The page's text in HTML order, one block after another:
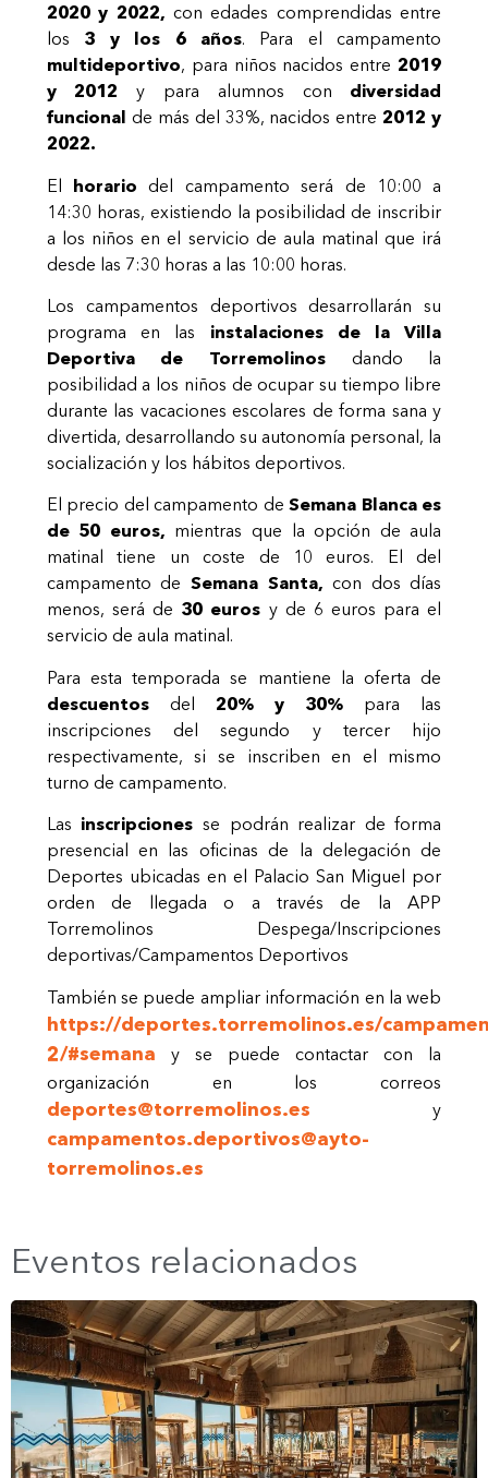
2020 y 2022, con edades comprendidas entre
los 3 y los 6 años. Para el campamento
multideportivo, para niños nacidos entre2019
y 2012 y para alumnos con diversidad
funcional de más del 33%, nacidos entre2012 y
2022.
El horario del campamento será de 10:00 a
14:30 horas, existiendo la posibilidad de inscribir
a los niños en el servicio de aula matinal que irá
desde las 7:30 horas a las 10:00 horas.
Los campamentos deportivos desarrollarán su
programa en las instalaciones de la Villa
Deportiva de Torremolinos dando la
posibilidad a los niños de ocupar su tiempo libre
durante las vacaciones escolares de forma sana y
divertida, desarrollando su autonomía personal, la
socialización y los hábitos deportivos.
El precio del campamento deSemana Blanca es
de 50 euros, mientras que la opción de aula
matinal tiene un coste de 10 euros. El del
campamento de Semana Santa, con dos días
menos, será de 30 euros y de 6 euros para el
servicio de aula matinal.
Para esta temporada se mantiene la oferta de
descuentosdel 20% y 30% para las
inscripciones del segundo y tercer hijo
respectivamente, si se inscriben en el mismo
turno de campamento.
Las inscripciones se podrán realizar de forma
presencial en las oficinas de la delegación de
Deportes ubicadas en el Palacio San Miguel por
orden de llegada o a través de la APP
Torremolinos Despega/Inscripciones
deportivas/Campamentos Deportivos
También se puede ampliar información en la web
https://deportes.torremolinos.es/
2/#semana y se puede contactar con la
organización en los correos
deportes@torremolinos.es y
campamentos.deportivos@ayto-
torremolinos.es
Eventos relacionados